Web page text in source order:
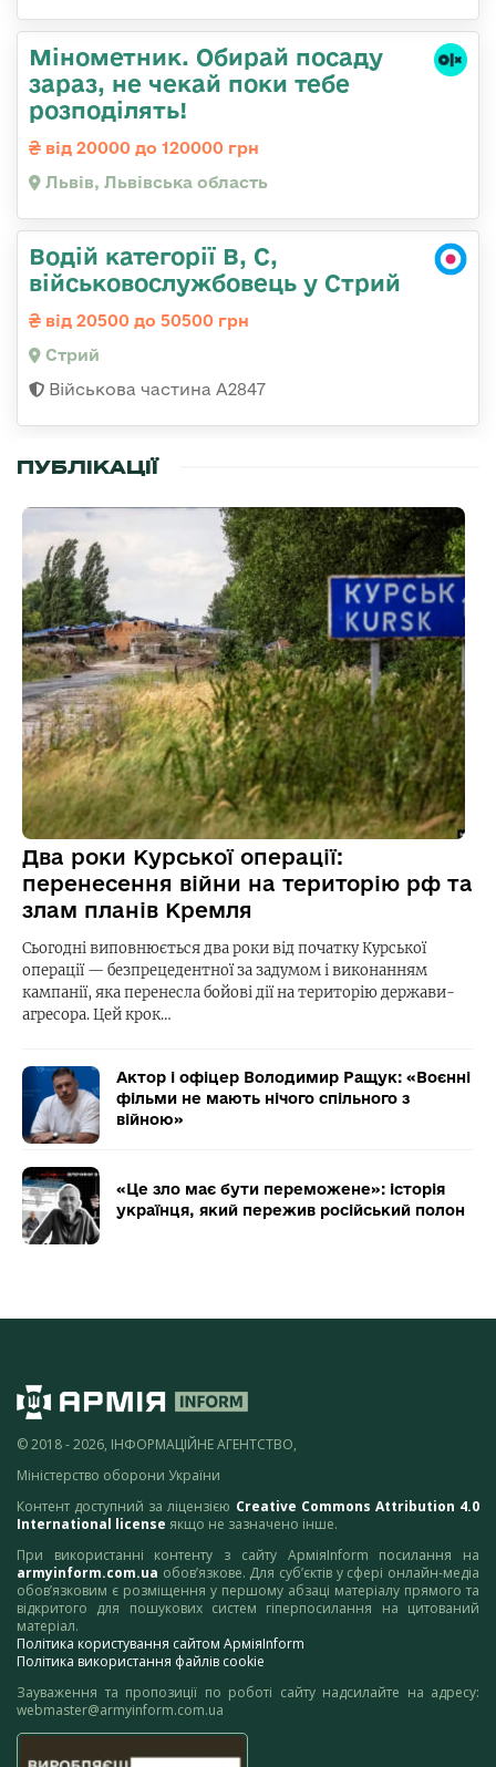
Мінометник. Обирай посаду
зараз, не чекай поки тебе
розподілять!
від 20000 до 120000 грн
Львів, Львівська область
Водій категорії B, C,
військовослужбовець у Стрий
від 20500 до 50500 грн
Стрий
Військова частина А2847
ПУБЛІКАЦІЇ
Два роки Курської операції:
перенесення війни на територію рф та
злам планів Кремля
Сьогодні виповнюється два роки від початку Курської
операції — безпрецедентної за задумом і виконанням
кампанії, яка перенесла бойові дії на територію держави-
агресора. Цей крок…
Актор і офіцер Володимир Ращук: «Воєнні
фільми не мають нічого спільного з
війною»
«Це зло має бути переможене»: історія
українця, який пережив російський полон
© 2018 - 2026, ІНФОРМАЦІЙНЕ АГЕНТСТВО,
Міністерство оборони України
Контент доступний за ліцензією Creative Commons Attribution 4.0
International license якщо не зазначено інше.
При використанні контенту з сайту АрміяInform посилання на
armyinform.com.ua обов’язкове. Для суб’єктів у сфері онлайн-медіа
обов’язковим є розміщення у першому абзаці матеріалу прямого та
відкритого для пошукових систем гіперпосилання на цитований
матеріал.
Політика користування сайтом АрміяInform
Політика використання файлів cookie
Зауваження та пропозиції по роботі сайту надсилайте на адресу:
webmaster@armyinform.com.ua